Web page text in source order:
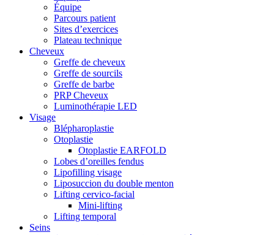
Équipe
Parcours patient
Sites d’exercices
Plateau technique
Cheveux
Greffe de cheveux
Greffe de sourcils
Greffe de barbe
PRP Cheveux
Luminothérapie LED
Visage
Blépharoplastie
Otoplastie
Otoplastie EARFOLD
Lobes d’oreilles fendus
Lipofilling visage
Liposuccion du double menton
Lifting cervico-facial
Mini-lifting
Lifting temporal
Seins